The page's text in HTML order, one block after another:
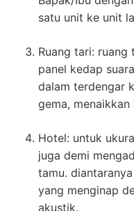
satu unit ke unit
Ruang tari: ruang
panel kedap
dalam terdengar
gema, menaikkan
Hotel: untuk
juga demi
tamu.
yang menginap
akustik.